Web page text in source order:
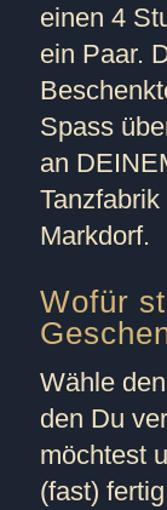
einen 4
ein Paar.
Spass
an
Markdorf.
Wofür
Wähle
den Du
möchtest
(fast)